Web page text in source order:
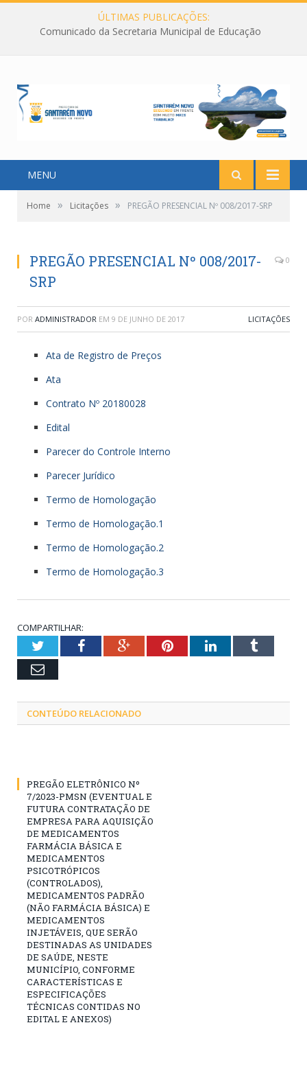
ÚLTIMAS PUBLICAÇÕES:
Comunicado da Secretaria Municipal de Educação
MENU
Home » Licitações » PREGÃO PRESENCIAL Nº 008/2017-SRP
PREGÃO PRESENCIAL Nº 008/2017-
SRP
0
POR ADMINISTRADOR EM 9 DE JUNHO DE 2017 LICITAÇÕES
Ata de Registro de Preços
Ata
Contrato Nº 20180028
Edital
Parecer do Controle Interno
Parecer Jurídico
Termo de Homologação
Termo de Homologação.1
Termo de Homologação.2
Termo de Homologação.3
COMPARTILHAR:
TwitterFacebookGoogle+PinterestLinkedInTumblr
Email
CONTEÚDO RELACIONADO
PREGÃO ELETRÔNICO Nº
7/2023-PMSN (EVENTUAL E
FUTURA CONTRATAÇÃO DE
EMPRESA PARA AQUISIÇÃO
DE MEDICAMENTOS
FARMÁCIA BÁSICA E
MEDICAMENTOS
PSICOTRÓPICOS
(CONTROLADOS),
MEDICAMENTOS PADRÃO
(NÃO FARMÁCIA BÁSICA) E
MEDICAMENTOS
INJETÁVEIS, QUE SERÃO
DESTINADAS AS UNIDADES
DE SAÚDE, NESTE
MUNICÍPIO, CONFORME
CARACTERÍSTICAS E
ESPECIFICAÇÕES
TÉCNICAS CONTIDAS NO
EDITAL E ANEXOS)